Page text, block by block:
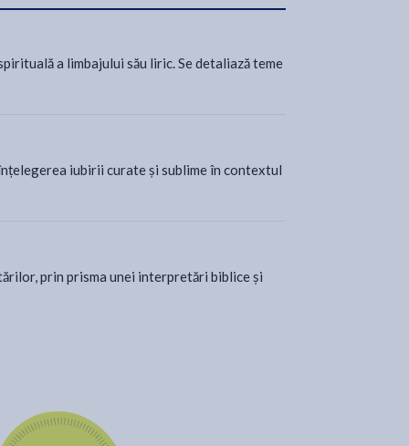
a limbajului său liric. Se detaliază teme
iubirii curate și sublime în contextul
prin prisma unei interpretări biblice și